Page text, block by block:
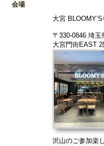
会場
大宮
〒330-0846 埼玉
大宮門街EAST 2
沢山のご参加楽